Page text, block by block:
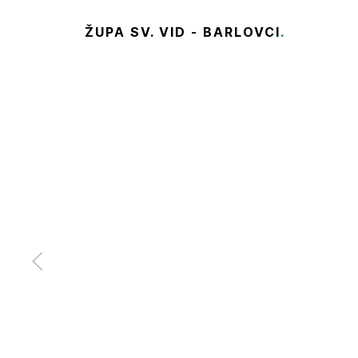
ŽUPA SV. VID - BARLOVCI.